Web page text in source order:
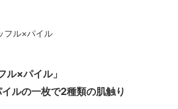
ル×パイル」
ルの一枚で2種類の肌触り